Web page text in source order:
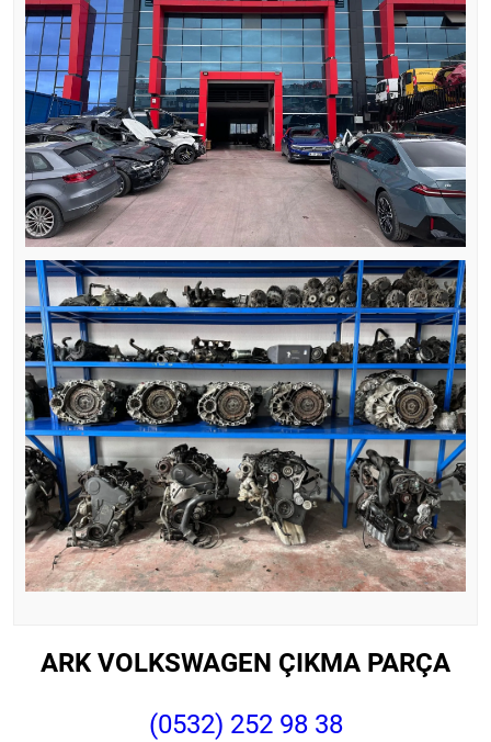
ARK VOLKSWAGEN ÇIKMA PARÇA
(0532) 252 98 38